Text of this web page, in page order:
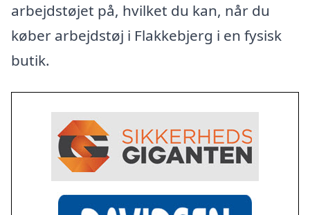
arbejdstøjet på, hvilket du kan, når du
køber arbejdstøj i Flakkebjerg i en fysisk
butik.